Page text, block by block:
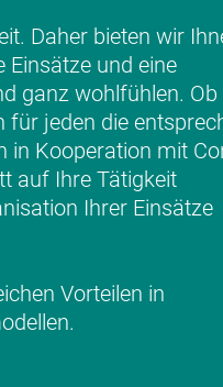
Daher bieten wir
Einsätze und eine
ganz wohlfühlen. Ob
für jeden die
in Kooperation mit
auf Ihre Tätigkeit
Ihrer Einsätze
Vorteilen in